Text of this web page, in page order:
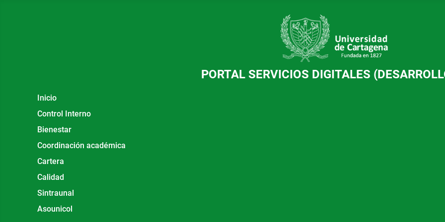
PORTAL SERVICIOS DIGITALES
Inicio
Control Interno
Bienestar
Coordinación académica
Cartera
Calidad
Sintraunal
Asounicol